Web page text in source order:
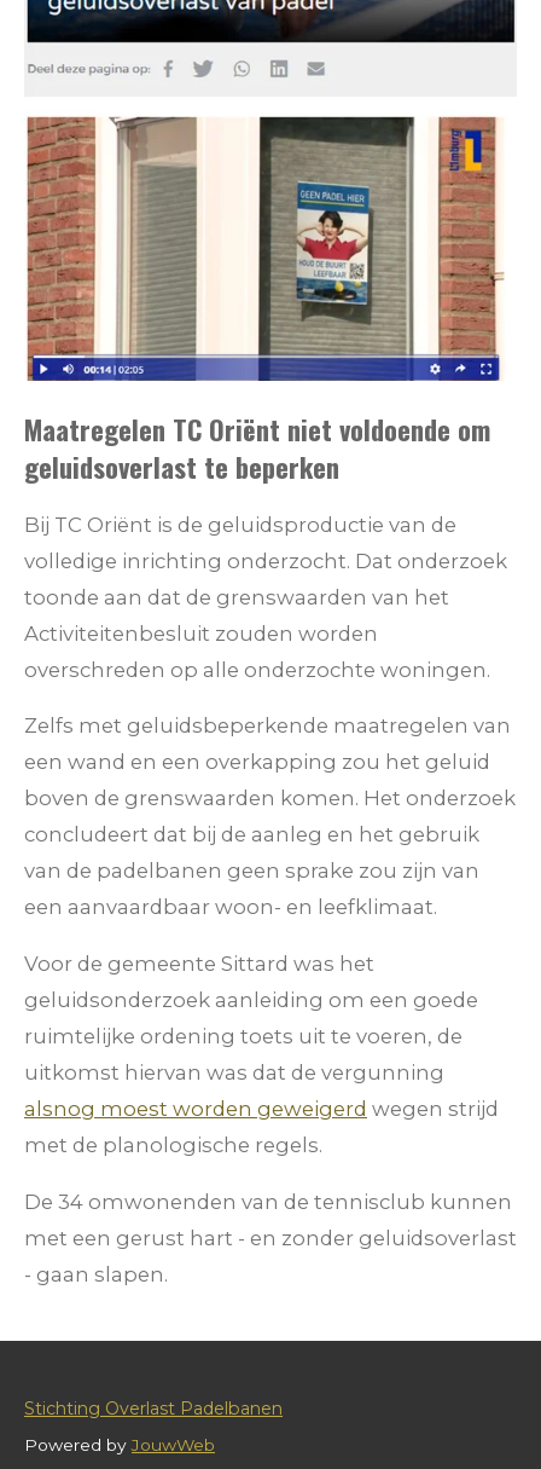
Maatregelen TC Oriënt niet voldoende om
geluidsoverlast te beperken
Bij TC Oriënt is de geluidsproductie van de
volledige inrichting onderzocht. Dat onderzoek
toonde aan dat de grenswaarden van het
Activiteitenbesluit zouden worden
overschreden op alle onderzochte woningen.
Zelfs met geluidsbeperkende maatregelen van
een wand en een overkapping zou het geluid
boven de grenswaarden komen. Het onderzoek
concludeert dat bij de aanleg en het gebruik
van de padelbanen geen sprake zou zijn van
een aanvaardbaar woon- en leefklimaat.
Voor de gemeente Sittard was het
geluidsonderzoek aanleiding om een goede
ruimtelijke ordening toets uit te voeren, de
uitkomst hiervan was dat de vergunning
alsnog moest worden geweigerd wegen strijd
met de planologische regels.
De 34 omwonenden van de tennisclub kunnen
met een gerust hart - en zonder geluidsoverlast
- gaan slapen.
Stichting Overlast Padelbanen
Powered byJouwWeb